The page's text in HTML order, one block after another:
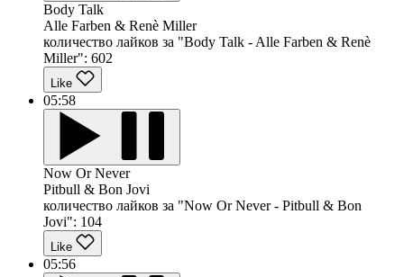
Body Talk
Alle Farben & Renè Miller
количество лайков за "Body Talk - Alle Farben & Renè
Miller": 602
Like
05:58
Now Or Never
Pitbull & Bon Jovi
количество лайков за "Now Or Never - Pitbull & Bon
Jovi": 104
Like
05:56